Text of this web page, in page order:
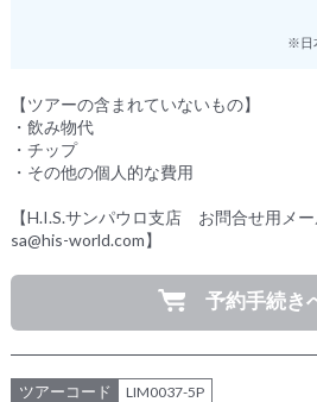
※日
【ツアーの含まれていないもの】
・飲み物代
・チップ
・その他の個人的な費用
【H.I.S.サンパウロ支店 お問合せ用メ
sa@his-world.com】
予約手続き
ツアーコード LIM0037-5P